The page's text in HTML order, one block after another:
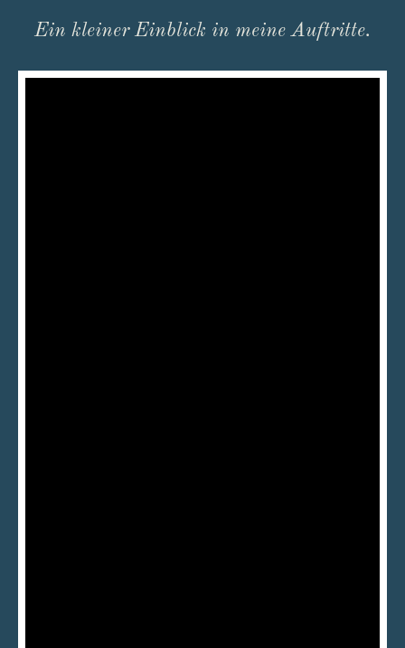
Ein kleiner Einblick in meine Auftritte.